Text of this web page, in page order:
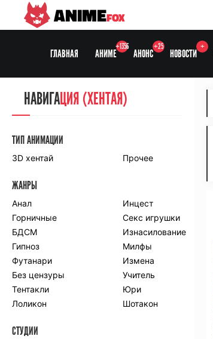
ANIMEFOX
ГЛАВНАЯ АНИМЕ
+1356
АНОНС
+25
НОВОСТИ
+
НАВИГАЦИЯ
СЕЗОНЫ
Anidub
Animedia
Kansai studio
Onibaku
Shiza project
ПО ЖАНРАМ
Комедия
Приключения
Романтика
Школа
Этти
Боевые
искусства
Гарем
НАВИГАЦИЯ (ХЕНТАЯ)
ТИП АНИМАЦИИ
3D хентай Прочее
ЖАНРЫ
Анал
Инцест
Горничные
Секс игрушки
БДСМ
Изнасилование
Гипноз
Милфы
Футанари
Измена
Без цензуры
Учитель
Тентакли
Юри
Лоликон
Шотакон
СТУДИИ